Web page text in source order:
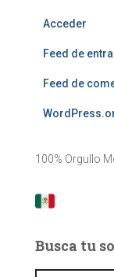
Acceder
Feed de
Feed de
100% Orgullo
Busca tu